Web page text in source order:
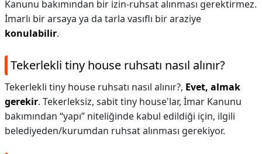
Kanunu bakımından bir izin-ruhsat alınması gerektirmez.
İmarlı bir arsaya ya da tarla vasıflı bir araziye
konulabilir.
Tekerlekli tiny house ruhsatı nasıl alınır?
Tekerlekli tiny house ruhsatı nasıl alınır?, Evet, almak
gerekir. Tekerleksiz, sabit tiny house'lar, İmar Kanunu
bakımından “yapı” niteliğinde kabul edildiği için, ilgili
belediyeden/kurumdan ruhsat alınması gerekiyor.